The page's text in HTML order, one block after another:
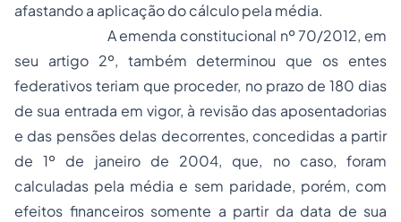
afastando a aplicação do cálculo pela média.
A emenda constitucional nº 70/2012, em
seu artigo 2º, também determinou que os entes
federativosteriam que proceder, no prazo de 180 dias
de sua entrada em vigor, à revisão das aposentadorias
e das pensões delas decorrentes, concedidas a partir
de 1º de janeiro de 2004, que, no caso, foram
calculadas pela média e sem paridade, porém, com
efeitos financeiros somente a partir da data de sua